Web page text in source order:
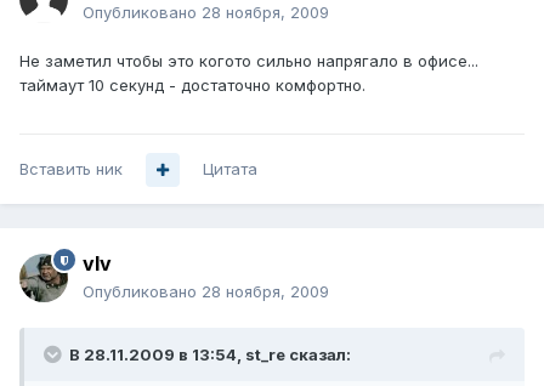
Опубликовано 28 ноября, 2009
Не заметил чтобы это когото сильно напрягало в офисе...
таймаут 10 секунд - достаточно комфортно.
Вставить ник Цитата
vIv
Опубликовано 28 ноября, 2009
В 28.11.2009 в 13:54, st_re сказал: